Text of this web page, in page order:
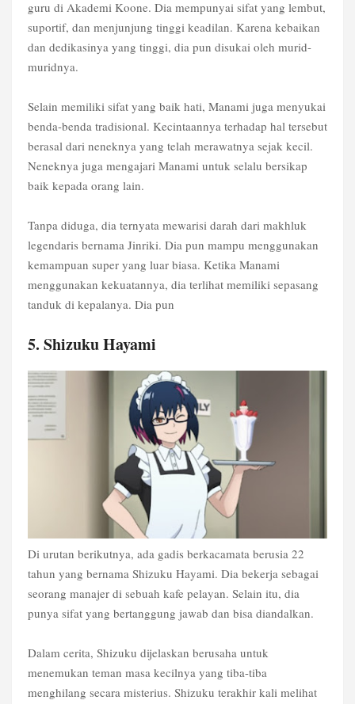
guru di Akademi Koone. Dia mempunyai sifat yang lembut,
suportif, dan menjunjung tinggi keadilan. Karena kebaikan
dan dedikasinya yang tinggi, dia pun disukai oleh murid-
muridnya.
Selain memiliki sifat yang baik hati, Manami juga menyukai
benda-benda tradisional. Kecintaannya terhadap hal tersebut
berasal dari neneknya yang telah merawatnya sejak kecil.
Neneknya juga mengajari Manami untuk selalu bersikap
baik kepada orang lain.
Tanpa diduga, dia ternyata mewarisi darah dari makhluk
legendaris bernama Jinriki. Dia pun mampu menggunakan
kemampuan super yang luar biasa. Ketika Manami
menggunakan kekuatannya, dia terlihat memiliki sepasang
tanduk di kepalanya. Dia pun
5. Shizuku Hayami
Di urutan berikutnya, ada gadis berkacamata berusia 22
tahun yang bernama Shizuku Hayami. Dia bekerja sebagai
seorang manajer di sebuah kafe pelayan. Selain itu, dia
punya sifat yang bertanggung jawab dan bisa diandalkan.
Dalam cerita, Shizuku dijelaskan berusaha untuk
menemukan teman masa kecilnya yang tiba-tiba
menghilang secara misterius. Shizuku terakhir kali melihat